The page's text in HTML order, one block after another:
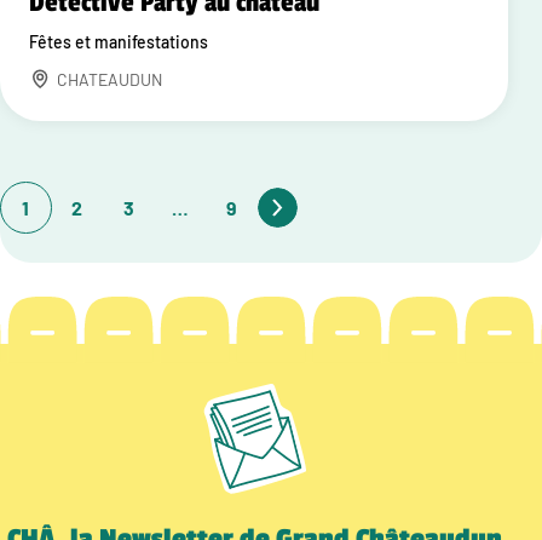
Fêtes et manifestations
CHATEAUDUN
1 2 3 … 9